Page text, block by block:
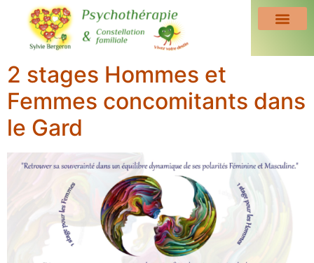
2 stages Hommes et
Femmes concomitants dans
le Gard